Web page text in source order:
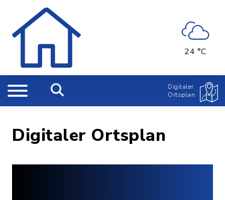
24 °C
Digitaler
Ortsplan
Digitaler Ortsplan